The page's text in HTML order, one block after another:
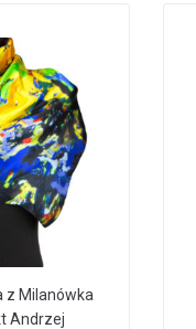
z Milanówka
Andrzej